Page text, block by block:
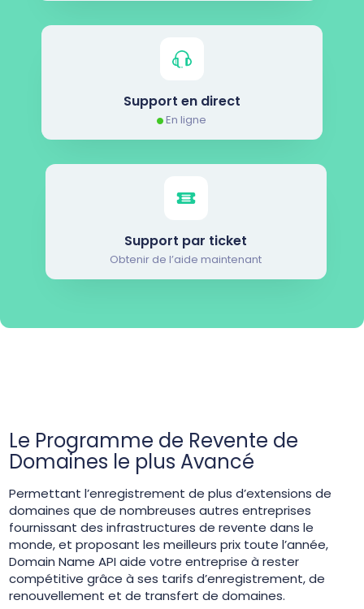
Support en direct
En ligne
Support par ticket
Obtenir de l’aide maintenant
Le Programme de Revente de
Domaines le plus Avancé
Permettant l’enregistrement de plus d’extensions de
domaines que de nombreuses autres entreprises
fournissant des infrastructures de revente dans le
monde, et proposant les meilleurs prix toute l’année,
Domain Name API aide votre entreprise à rester
compétitive grâce à ses tarifs d’enregistrement, de
renouvellement et de transfert de domaines.